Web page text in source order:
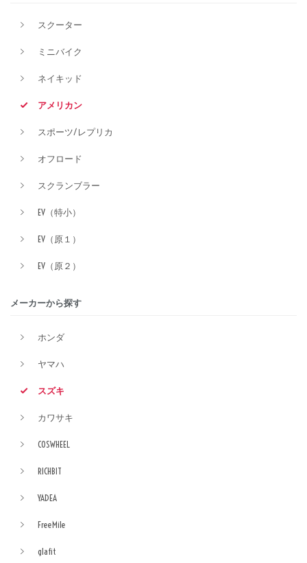
スクーター
ミニバイク
ネイキッド
アメリカン
スポーツ/レプリカ
オフロード
スクランブラー
EV（特小）
EV（原１）
EV（原２）
メーカーから探す
ホンダ
ヤマハ
スズキ
カワサキ
COSWHEEL
RICHBIT
YADEA
FreeMile
glafit